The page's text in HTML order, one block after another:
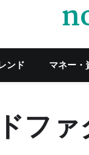
ンド マネー・
フ